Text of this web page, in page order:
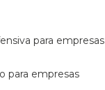
para empresas
para empresas